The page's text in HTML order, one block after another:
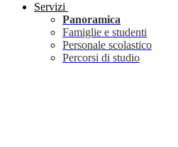
Servizi
Panoramica
Famiglie e studenti
Personale scolastico
Percorsi di studio